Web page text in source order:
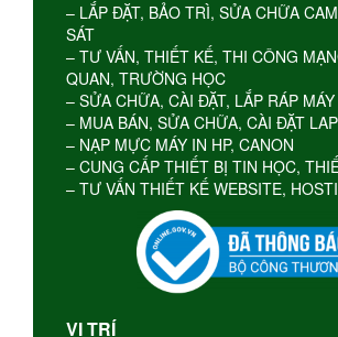
– LẮP ĐẶT, BẢO TRÌ, SỬA CHỮA
SÁT
– TƯ VẤN, THIẾT KẾ, THI CÔNG
QUAN, TRƯỜNG HỌC
– SỬA CHỮA, CÀI ĐẶT, LẮP RÁP
– MUA BÁN, SỬA CHỮA, CÀI ĐẶT
– NẠP MỰC MÁY IN HP, CANON
– CUNG CẤP THIẾT BỊ TIN HỌC,
– TƯ VẤN THIẾT KẾ WEBSITE,
VỊ TRÍ